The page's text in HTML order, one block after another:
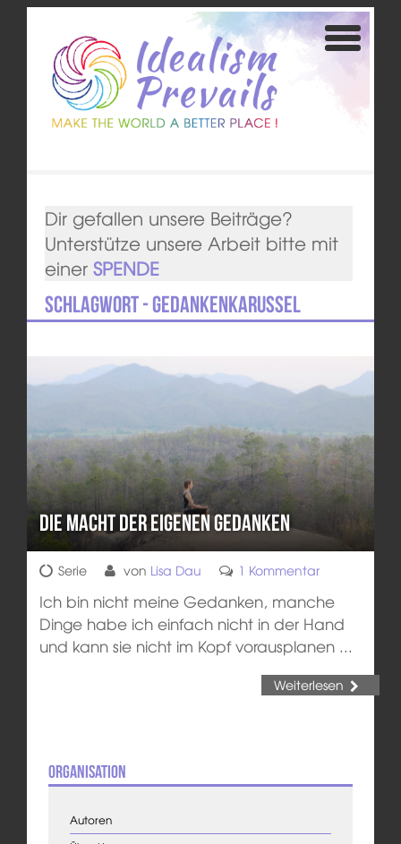
Dir gefallen unsere Beiträge?
Unterstütze unsere Arbeit bitte mit
einer SPENDE
Schlagwort - Gedankenkarussel
Die Macht der eigenen Gedanken
Serie von Lisa Dau 1 Kommentar
Ich bin nicht meine Gedanken, manche
Dinge habe ich einfach nicht in der Hand
und kann sie nicht im Kopf vorausplanen ...
Weiterlesen
Organisation
Autoren